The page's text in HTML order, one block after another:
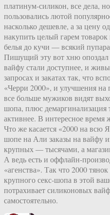
платинум-силикон, все дела,
пользовались лютой
насколько дешевле, а за цену
накупить целый гарем
белья до кучи — всякий
Пишущий эту вот хню опоздал
вайфу стали доступнее, и
запросах и закатах так, что
«Черри 2000», и улучшения на
все больше мужиков видят
шопа, плюс демаргинализация
активнее. В интересное время
Что же касается «2000 на всю
шопе на Али заказы на вайфу
крупных — тысячами, а
А ведь есть и оффлайн-
«агенства». Так что 2000
крупного секс-шопа в этой
потрахивает силиконовых
самостоятельно.